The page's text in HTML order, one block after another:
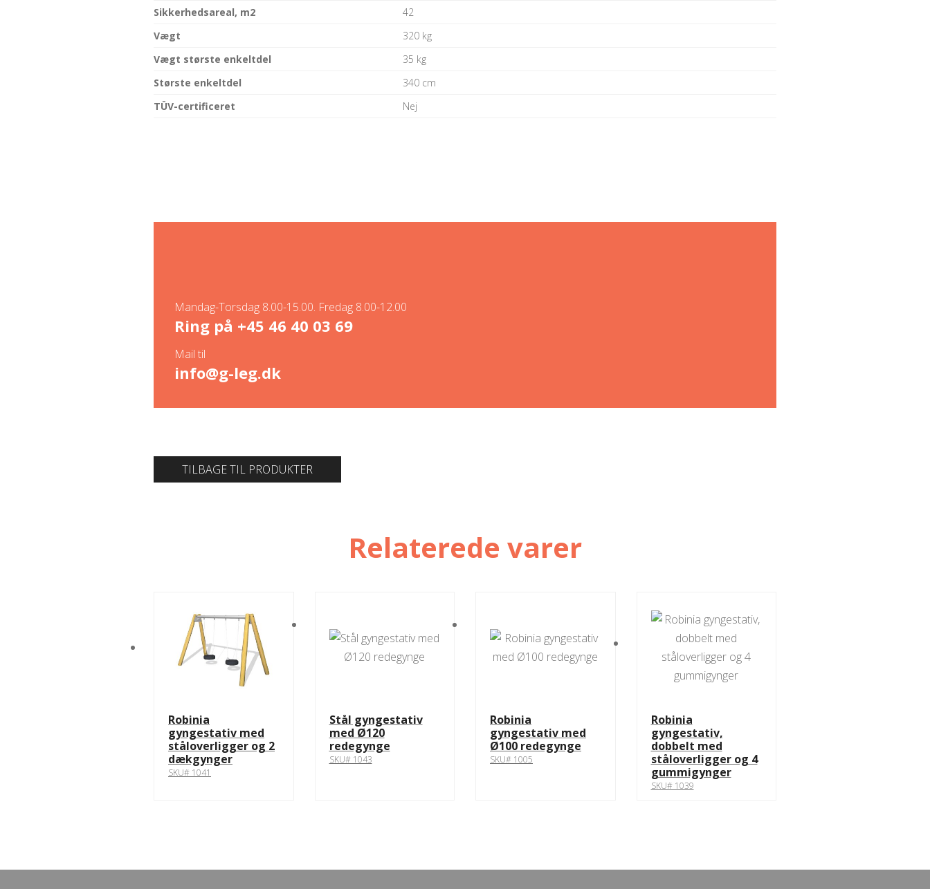
Sikkerhedsareal, m2
42
Vægt
320 kg
Vægt største enkeltdel
35 kg
Største enkeltdel
340 cm
TÜV-certificeret
Nej
Mandag-Torsdag 8.00-15.00. Fredag 8.00-12.00
Ring på +45 46 40 03 69
Mail til
info@g-leg.dk
TILBAGE TIL PRODUKTER
Relaterede varer
Robinia
gyngestativ med
ståloverligger og 2
dækgynger
SKU# 1041
Stål gyngestativ
med Ø120
redegynge
SKU# 1043
Robinia
gyngestativ med
Ø100 redegynge
SKU# 1005
Robinia
gyngestativ,
dobbelt med
ståloverligger og 4
gummigynger
SKU# 1039